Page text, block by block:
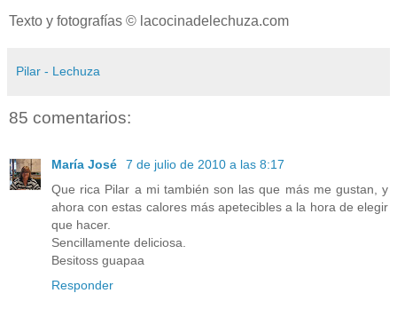
Texto y fotografías © lacocinadelechuza.com
Pilar - Lechuza
85 comentarios:
María José
7 de julio de 2010 a las 8:17
Que rica Pilar a mi también son las que más me gustan, y
ahora con estas calores más apetecibles a la hora de elegir
que hacer.
Sencillamente deliciosa.
Besitoss guapaa
Responder